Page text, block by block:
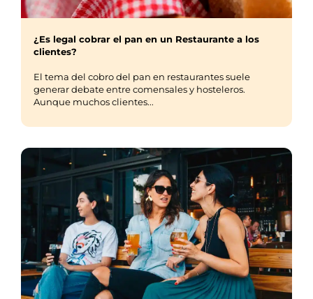
¿Es legal cobrar el pan en un Restaurante a los
clientes?
El tema del cobro del pan en restaurantes suele
generar debate entre comensales y hosteleros.
Aunque muchos clientes...